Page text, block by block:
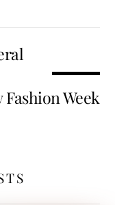
Fashion Week